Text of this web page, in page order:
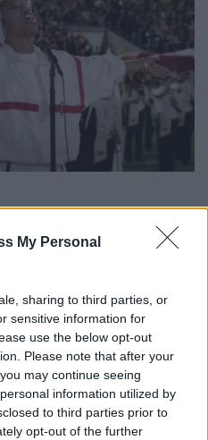
My Personal
sharing to third parties, or
sensitive information for
use the below opt-out
Please note that after your
may continue seeing
information utilized by
to third parties prior to
opt-out of the further
περιέγραψε η Ackie, αν
προσθέτουν στη
μας καλλιτεχνών.
ανάγκη για εμάς να
αλλά κυρίως να